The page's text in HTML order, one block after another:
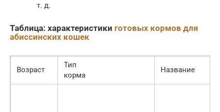
т. д.
Таблица: характеристики готовых кормов для
абиссинских кошек
Возраст
Тип
корма
Название